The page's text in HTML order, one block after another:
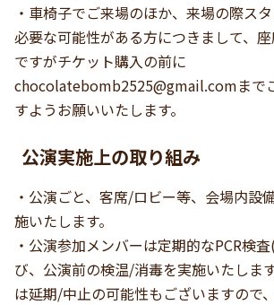
・車椅子でご来場のほか、来場の際ス
必要な可能性がある方につきまして、
ですがチケット購入の前に
chocolatebomb2525@gmail.comまで
すようお願いいたします。
公演実施上の取り組み
・公演ごと、客席/ロビー等、会場内設
施いたします。
・公演参加メンバーは定期的なPCR検
び、公演前の検温/消毒を実施いたしま
は延期/中止の可能性もございますので